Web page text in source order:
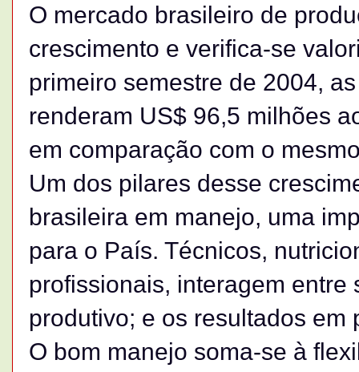
O mercado brasileiro de
crescimento e verifica-se
primeiro semestre de 2004,
renderam US$ 96,5 milhões
em comparação com o
Um dos pilares desse
brasileira em manejo, uma
para o País. Técnicos,
profissionais, interagem
produtivo; e os resultados em
O bom manejo soma-se à